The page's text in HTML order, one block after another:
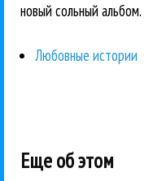
новый сольный альбом.
Любовные истории
Еще об этом